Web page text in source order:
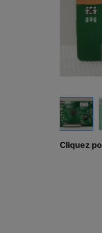
Cliquez